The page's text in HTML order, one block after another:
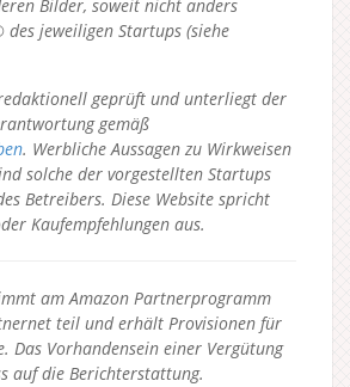
Bilder, soweit nicht anders
des jeweiligen Startups (siehe
geprüft und unterliegt der
gemäß
. Werbliche Aussagen zu Wirkweisen
solche der vorgestellten Startups
Betreibers. Diese Website spricht
Kaufempfehlungen aus.
am Amazon Partnerprogramm
teil und erhält Provisionen für
Das Vorhandensein einer Vergütung
auf die Berichterstattung.